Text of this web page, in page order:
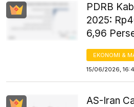
PDRB
2025:
6,96
EKONOMI &
15/06/2026,
AS-Iran